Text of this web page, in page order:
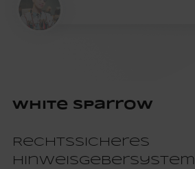
White Sparrow
Rechtssicheres
Hinweisgebersystem